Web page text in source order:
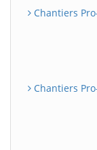
Chantiers
Chantiers